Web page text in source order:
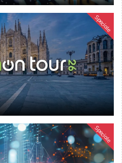
Speciale
Speciale